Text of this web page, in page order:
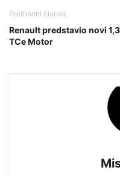
Prethodni članak
Renault predstavio novi 1,3
TCe Motor